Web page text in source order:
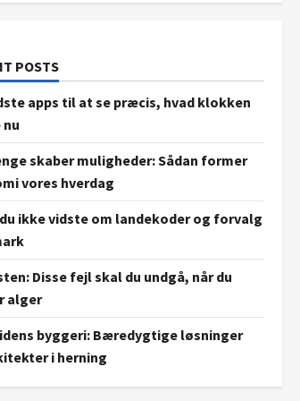
POSTS
apps til at se præcis, hvad klokken
skaber muligheder: Sådan former
vores hverdag
ikke vidste om landekoder og forvalg
Disse fejl skal du undgå, når du
alger
byggeri: Bæredygtige løsninger
i herning